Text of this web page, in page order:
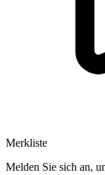
Merkliste
Melden Sie sich an,